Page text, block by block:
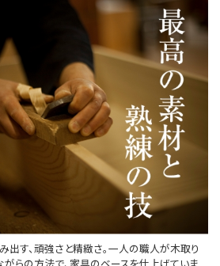
す、頑強さと精緻さ。一人の職人が木取り